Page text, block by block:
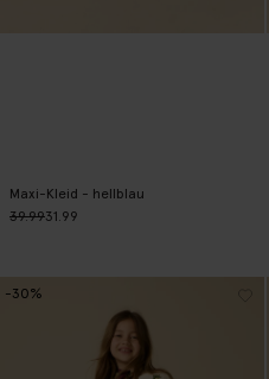
Maxi-Kleid - hellblau
39.9931.99
-30%